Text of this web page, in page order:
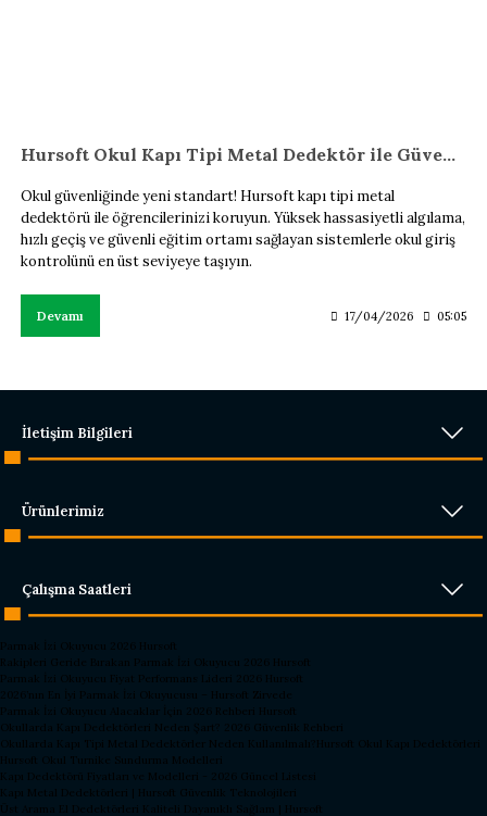
Hursoft Okul Kapı Tipi Metal Dedektör ile Güvenli Eğitim
Okul güvenliğinde yeni standart! Hursoft kapı tipi metal
dedektörü ile öğrencilerinizi koruyun. Yüksek hassasiyetli algılama,
hızlı geçiş ve güvenli eğitim ortamı sağlayan sistemlerle okul giriş
kontrolünü en üst seviyeye taşıyın.
Devamı 17/04/2026 05:05
İletişim Bilgileri
Ürünlerimiz
Çalışma Saatleri
Parmak İzi Okuyucu 2026 Hursoft
Rakipleri Geride Bırakan Parmak İzi Okuyucu 2026 Hursoft
Parmak İzi Okuyucu Fiyat Performans Lideri 2026 Hursoft
2026’nın En İyi Parmak İzi Okuyucusu – Hursoft Zirvede
Parmak İzi Okuyucu Alacaklar İçin 2026 Rehberi Hursoft
Okullarda Kapı Dedektörleri Neden Şart? 2026 Güvenlik Rehberi
Okullarda Kapı Tipi Metal Dedektörler Neden Kullanılmalı?Hursoft Okul Kapı Dedektörleri
Hursoft Okul Turnike Sundurma Modelleri
Kapı Dedektörü Fiyatları ve Modelleri - 2026 Güncel Listesi
Kapı Metal Dedektörleri | Hursoft Güvenlik Teknolojileri
Üst Arama El Dedektörleri Kaliteli Dayanıklı Sağlam | Hursoft